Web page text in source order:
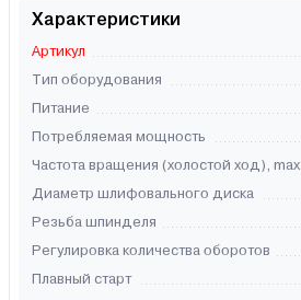
Характеристики
Артикул
Тип оборудования
Питание
Потребляемая мощность
Частота вращения (холостой ход), max
Диаметр шлифовального диска
Резьба шпинделя
Регулировка количества оборотов
Плавный старт